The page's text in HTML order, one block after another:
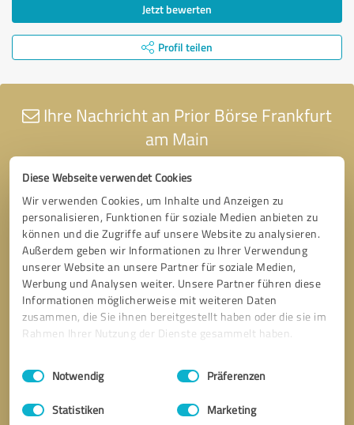
Diese Webseite verwendet Cookies
Wir verwenden Cookies, um Inhalte und Anzeigen zu
personalisieren, Funktionen für soziale Medien anbieten zu
können und die Zugriffe auf unsere Website zu analysieren.
Außerdem geben wir Informationen zu Ihrer Verwendung
unserer Website an unsere Partner für soziale Medien,
Werbung und Analysen weiter. Unsere Partner führen diese
Informationen möglicherweise mit weiteren Daten
zusammen, die Sie ihnen bereitgestellt haben oder die sie im
Rahmen Ihrer Nutzung der Dienste gesammelt haben.
Impressum Datenschutzbestimmungen
Einwilligungsauswahl
Notwendig Präferenzen
Statistiken Marketing
Jetzt bewerten
Profil teilen
Ihre Nachricht an Prior Börse Frankfurt
am Main